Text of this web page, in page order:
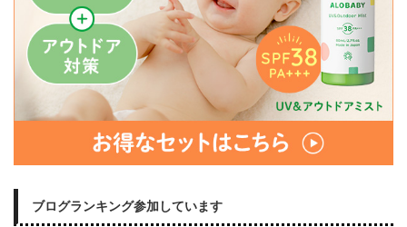
ブログランキング参加しています